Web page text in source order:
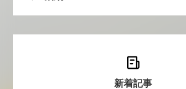
新着記事